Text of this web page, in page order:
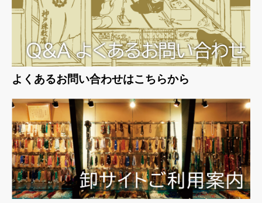
よくあるお問い合わせはこちらから